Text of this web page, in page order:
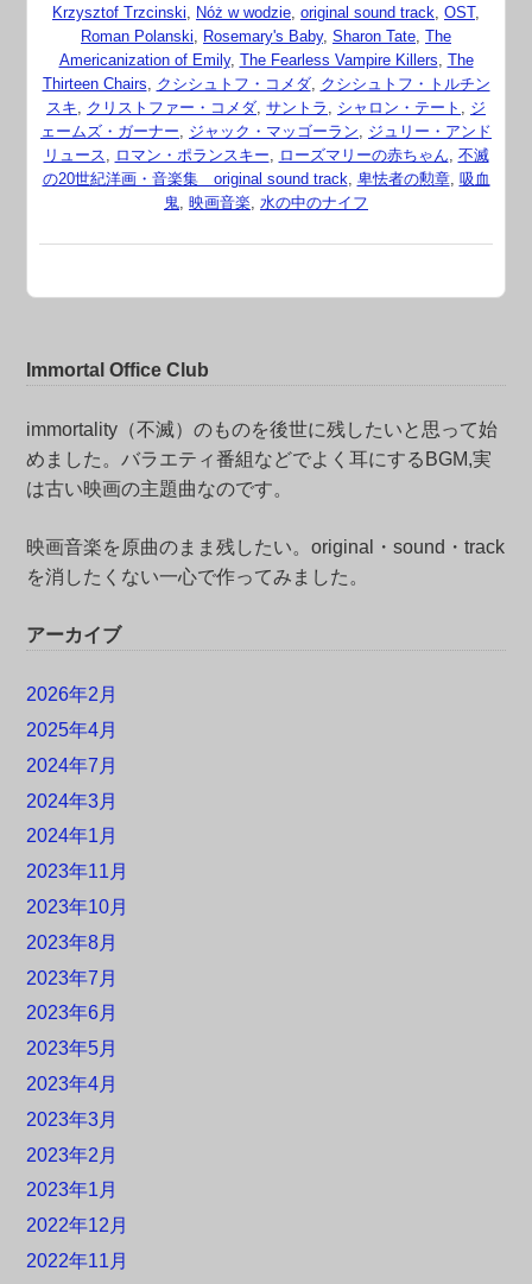
Krzysztof Trzcinski, Nóż w wodzie, original sound track, OST,
Roman Polanski, Rosemary's Baby, Sharon Tate, The
Americanization of Emily, The Fearless Vampire Killers, The
Thirteen Chairs, クシシュトフ・コメダ, クシシュトフ・トルチン
スキ, クリストファー・コメダ, サントラ , シャロン・テート , ジ
ェームズ・ガーナー, ジャック・マッゴーラン, ジュリー・アンド
リュース, ロマン・ポランスキー, ローズマリーの赤ちゃん, 不滅
の20世紀洋画・音楽集 original sound track, 卑怯者の勲章, 吸血
鬼, 映画音楽, 水の中のナイフ
Immortal Office Club
immortality（不滅）のものを後世に残したいと思って始
めました。バラエティ番組などでよく耳にするBGM,実
は古い映画の主題曲なのです。
映画音楽を原曲のまま残したい。original・sound・track
を消したくない一心で作ってみました。
アーカイブ
2026年2月
2025年4月
2024年7月
2024年3月
2024年1月
2023年11月
2023年10月
2023年8月
2023年7月
2023年6月
2023年5月
2023年4月
2023年3月
2023年2月
2023年1月
2022年12月
2022年11月